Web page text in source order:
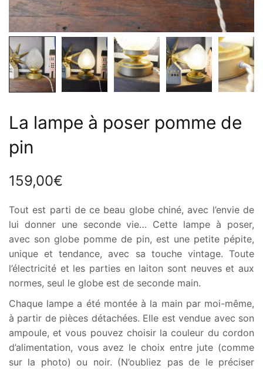
La lampe à poser pomme de
pin
159,00€
Tout est parti de ce beau globe chiné, avec l’envie de
lui donner une seconde vie… Cette lampe à poser,
avec son globe pomme de pin, est une petite pépite,
unique et tendance, avec sa touche vintage. Toute
l’électricité et les parties en laiton sont neuves et aux
normes, seul le globe est de seconde main.
Chaque lampe a été montée à la main par moi-même,
à partir de pièces détachées. Elle est vendue avec son
ampoule, et vous pouvez choisir la couleur du cordon
d’alimentation, vous avez le choix entre jute (comme
sur la photo) ou noir. (N’oubliez pas de le préciser